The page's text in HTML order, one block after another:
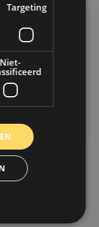
Targeting
Niet-